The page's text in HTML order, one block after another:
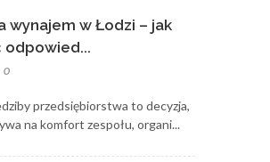
wynajem w Łodzi – jak
odpowied...
0
przedsiębiorstwa to decyzja,
na komfort zespołu, organi...